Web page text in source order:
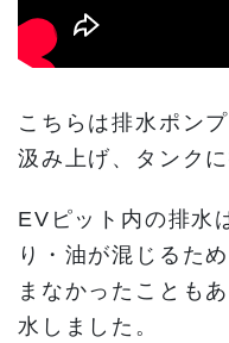
こちらは排水ポン
汲み上げ、タンク
EVピット内の排水
り・油が混じるた
まなかったことも
水しました。